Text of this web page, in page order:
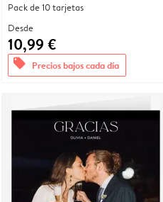
Pack de 10 tarjetas
Desde
10,99 €
offers Precios bajos cada día